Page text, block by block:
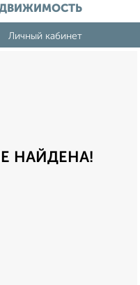
Личный кабинет
НАЙДЕНА!